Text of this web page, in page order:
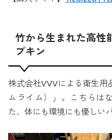
竹から生まれた高性
プキン
株式会社VVVによる衛生
ムライム）」。こちらは
た、体にも環境にも優しい